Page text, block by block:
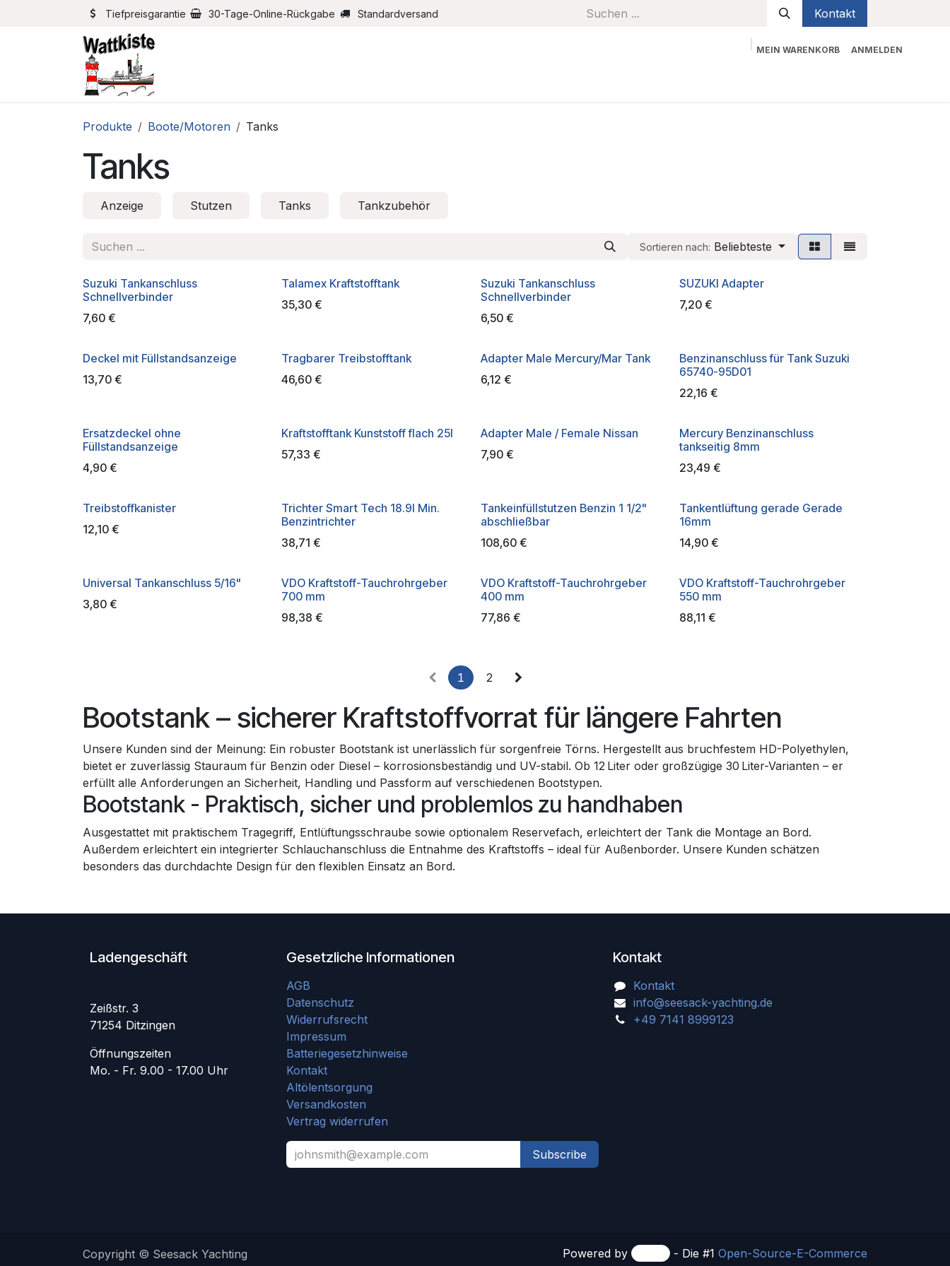
Zum Inhalt springenTiefpreisgarantie 30-Tage-Online-Rückgabe Standardversand Kontakt
MEIN WARENKORB ANMELDEN
Produkte Boote/Motoren Tanks
Tanks
Anzeige Stutzen Tanks Tankzubehör
Sortieren nach: Beliebteste
Suzuki Tankanschluss
Schnellverbinder
7,60 €
Talamex Kraftstofftank
35,30 €
Suzuki Tankanschluss
Schnellverbinder
6,50€
SUZUKI Adapter
7,20 €
Deckel mit Füllstandsanzeige
13,70 €
Tragbarer Treibstofftank
46,60 €
Adapter Male Mercury/Mar Tank
6,12 €
Benzinanschluss für Tank Suzuki
65740-95D01
22,16 €
Ersatzdeckel ohne
Füllstandsanzeige
4,90 €
Kraftstofftank Kunststoff flach 25l
57,33 €
Adapter Male / Female Nissan
7,90€
Mercury Benzinanschluss
tankseitig 8mm
23,49 €
Treibstoffkanister
12,10 €
Trichter Smart Tech 18.9l Min.
Benzintrichter
38,71 €
Tankeinfüllstutzen Benzin 1 1/2"
abschließbar
108,60€
Tankentlüftung gerade Gerade
16mm
14,90 €
Universal Tankanschluss 5/16"
3,80 €
VDO Kraftstoff-Tauchrohrgeber
700 mm
98,38 €
VDO Kraftstoff-Tauchrohrgeber
400 mm
77,86 €
VDO Kraftstoff-Tauchrohrgeber
550 mm
88,11 €
1 2
Bootstank – sicherer Kraftstoffvorrat für längere Fahrten
Unsere Kunden sind der Meinung: Ein robuster Bootstank ist unerlässlich für sorgenfreie Törns. Hergestellt aus bruchfestem HD-Polyethylen,
bietet er zuverlässig Stauraum für Benzin oder Diesel – korrosionsbeständig und UV-stabil. Ob 12 Liter oder großzügige 30 Liter-Varianten – er
erfüllt alle Anforderungen an Sicherheit, Handling und Passform auf verschiedenen Bootstypen.
Bootstank - Praktisch, sicher und problemlos zu handhaben
Ausgestattet mit praktischem Tragegriff, Entlüftungsschraube sowie optionalem Reservefach, erleichtert der Tank die Montage an Bord.
Außerdem erleichtert ein integrierter Schlauchanschluss die Entnahme des Kraftstoffs – ideal für Außenborder. Unsere Kunden schätzen
besonders das durchdachte Design für den flexiblen Einsatz an Bord.
Ladengeschäft
Zeißstr. 3
71254 Ditzingen
Öffnungszeiten
Mo. - Fr. 9.00 - 17.00 Uhr
Kontakt
Kontakt
info@seesack-yachting.de
+49 7141 8999123
Gesetzliche Informationen
AGB
Datenschutz
Widerrufsrecht
Impressum
Batteriegesetzhinweise
Kontakt
Altölentsorgung
Versandkosten
Vertrag widerrufen
Subscribe
Copyright © Seesack Yachting Powered by - Die #1 Open-Source-E-Commerce